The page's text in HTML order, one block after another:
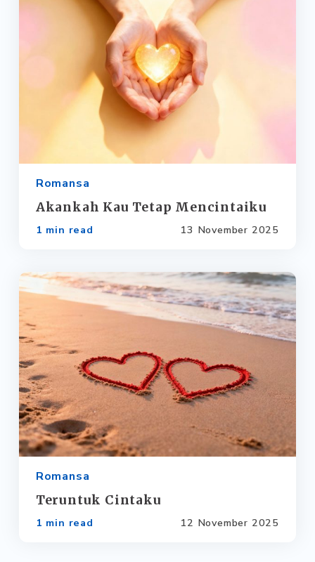
Romansa
Akankah Kau Tetap Mencintaiku
1 min read 13 November 2025
Romansa
Teruntuk Cintaku
1 min read 12 November 2025